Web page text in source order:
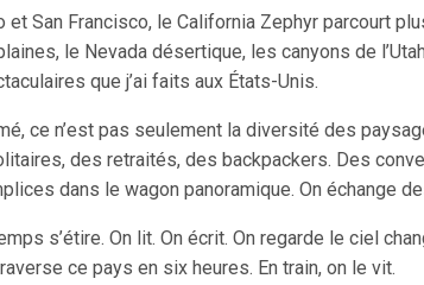
et San Francisco, le California Zephyr parcourt
le Nevada désertique, les canyons de
que j’ai faits aux États-Unis.
ce n’est pas seulement la diversité des
des retraités, des backpackers. Des
dans le wagon panoramique. On échange
s’étire. On lit. On écrit. On regarde le ciel
ce pays en six heures. En train, on le vit.